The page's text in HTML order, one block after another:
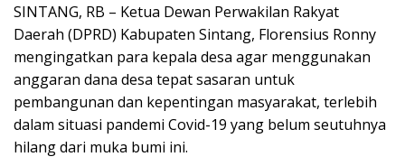
SINTANG, RB – Ketua Dewan Perwakilan Rakyat
Daerah (DPRD) Kabupaten Sintang, Florensius Ronny
mengingatkan para kepala desa agar menggunakan
anggaran dana desa tepat sasaran untuk
pembangunan dan kepentingan masyarakat, terlebih
dalam situasi pandemi Covid-19 yang belum seutuhnya
hilang dari muka bumi ini.